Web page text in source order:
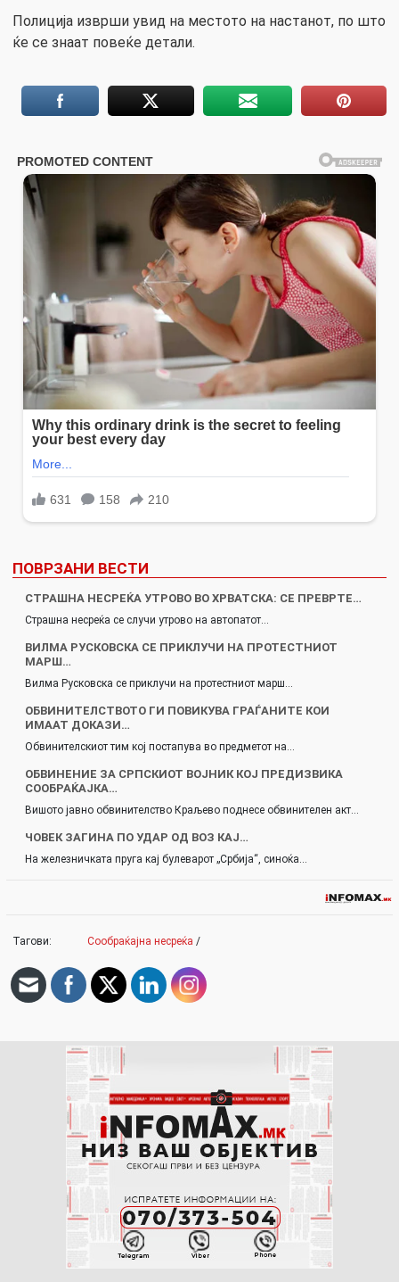
Полиција изврши увид на местото на настанот, по што
ќе се знаат повеќе детали.
ПОВРЗАНИ ВЕСТИ
СТРАШНА НЕСРЕЌА УТРОВО ВО ХРВАТСКА: СЕ ПРЕВРТЕ…
Страшна несреќа се случи утрово на автопатот…
ВИЛМА РУСКОВСКА СЕ ПРИКЛУЧИ НА ПРОТЕСТНИОТ
МАРШ…
Вилма Русковска се приклучи на протестниот марш…
ОБВИНИТЕЛСТВОТО ГИ ПОВИКУВА ГРАЃАНИТЕ КОИ
ИМААТ ДОКАЗИ…
Обвинителскиот тим кој постапува во предметот на…
ОБВИНЕНИЕ ЗА СРПСКИОТ ВОЈНИК КОЈ ПРЕДИЗВИКА
СООБРАЌАЈКА…
Вишото јавно обвинителство Краљево поднесе обвинителен акт…
ЧОВЕК ЗАГИНА ПО УДАР ОД ВОЗ КАЈ…
На железничката пруга кај булеварот „Србија“, синоќа…
Тагови: Сообраќајна несреќа /